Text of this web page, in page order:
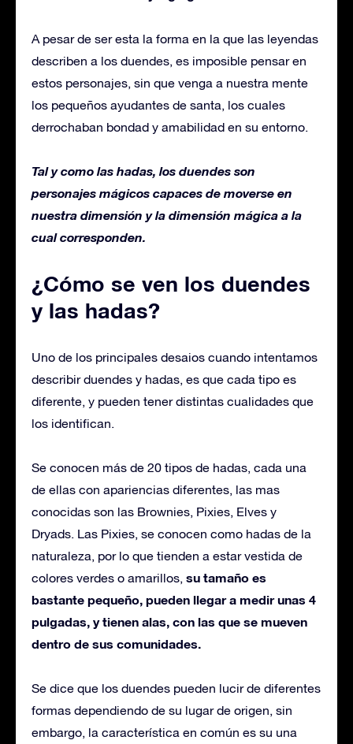
A pesar de ser esta la forma en la que las leyendas
describen a los duendes, es imposible pensar en
estos personajes, sin que venga a nuestra mente
los pequeños ayudantes de santa, los cuales
derrochaban bondad y amabilidad en su entorno.
Tal y como las hadas, los duendes son
personajes mágicos capaces de moverse en
nuestra dimensión y la dimensión mágica a la
cual corresponden.
¿Cómo se ven los duendes
y las hadas?
Uno de los principales desaios cuando intentamos
describir duendes y hadas, es que cada tipo es
diferente, y pueden tener distintas cualidades que
los identifican.
Se conocen más de 20 tipos de hadas, cada una
de ellas con apariencias diferentes, las mas
conocidas son las Brownies, Pixies, Elves y
Dryads. Las Pixies, se conocen como hadas de la
naturaleza, por lo que tienden a estar vestida de
colores verdes o amarillos, su tamaño es
bastante pequeño, pueden llegar a medir unas 4
pulgadas, y tienen alas, con las que se mueven
dentro de sus comunidades.
Se dice que los duendes pueden lucir de diferentes
formas dependiendo de su lugar de origen, sin
embargo, la característica en común es su una